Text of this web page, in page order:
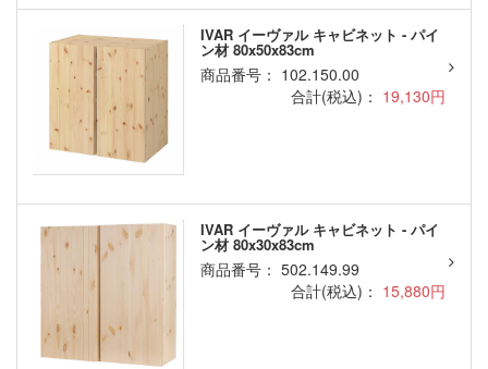
IVAR イーヴァル キャビネット - パイ
ン材 80x50x83cm
商品番号： 102.150.00
合計(税込)： 19,130円
IVAR イーヴァル キャビネット - パイ
ン材 80x30x83cm
商品番号： 502.149.99
合計(税込)： 15,880円